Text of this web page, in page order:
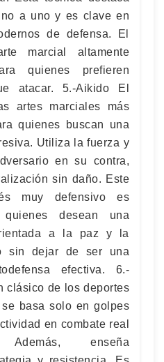
a uno y es clave en
de defensa. El
marcial altamente
quienes prefieren
atacar. 5.-Aikido El
artes marciales más
quienes buscan una
Utiliza la fuerza y
en su contra,
sin daño. Este
muy defensivo es
quienes desean una
a la paz y la
sin dejar de ser una
efectiva. 6.-
clásico de los deportes
basa solo en golpes
en combate real
enseña